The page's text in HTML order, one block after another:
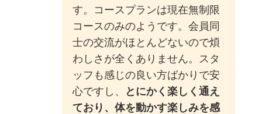
す。コースプランは現在無制限
コースのみのようです。会員同
士の交流がほとんどないので煩
わしさが全くありません。スタ
ッフも感じの良い方ばかりで安
心ですし、
とにかく楽しく通え
ており、体を動かす楽しみを感